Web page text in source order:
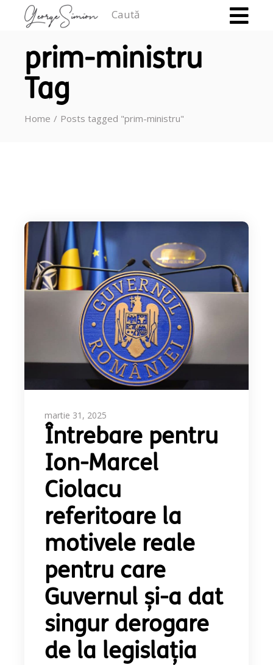
prim-ministru
Tag
Home Posts tagged "prim-ministru"
martie 31, 2025
Întrebare pentru
Ion-Marcel
Ciolacu
referitoare la
motivele reale
pentru care
Guvernul și-a dat
singur derogare
de la legislația